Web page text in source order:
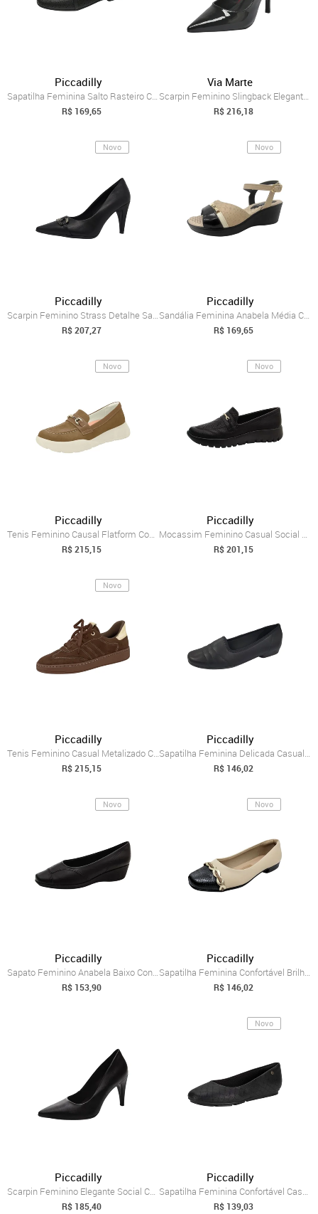
Piccadilly
Sapatilha Feminina Salto Rasteiro Confor...
R$ 169,65
Via Marte
Scarpin Feminino Slingback Elegante Conf...
R$ 216,18
Novo
Piccadilly
Scarpin Feminino Strass Detalhe Salto Al...
R$ 207,27
Novo
Piccadilly
Sandália Feminina Anabela Média Confortá...
R$ 169,65
Novo
Piccadilly
Tenis Feminino Causal Flatform Confortáv...
R$ 215,15
Novo
Piccadilly
Mocassim Feminino Casual Social Confortá...
R$ 201,15
Novo
Piccadilly
Tenis Feminino Casual Metalizado Confort...
R$ 215,15
Piccadilly
Sapatilha Feminina Delicada Casual Ultra...
R$ 146,02
Novo
Piccadilly
Sapato Feminino Anabela Baixo Confortáve...
R$ 153,90
Novo
Piccadilly
Sapatilha Feminina Confortável Brilho St...
R$ 146,02
Piccadilly
Scarpin Feminino Elegante Social Confort...
R$ 185,40
Novo
Piccadilly
Sapatilha Feminina Confortável Casual Ma...
R$ 139,03